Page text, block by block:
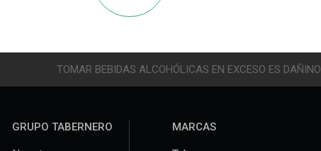
TOMAR BEBIDAS ALCOHÓLICAS EN EXCESO ES DAÑINO
GRUPO TABERNERO MARCAS